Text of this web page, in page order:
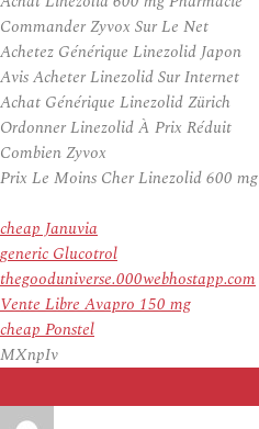
Commander Zyvox Sur Le Net
Achetez Générique Linezolid Japon
Avis Acheter Linezolid Sur Internet
Achat Générique Linezolid Zürich
Ordonner Linezolid À Prix Réduit
Combien Zyvox
Prix Le Moins Cher Linezolid 600 mg
cheap Januvia
generic Glucotrol
thegooduniverse.000webhostapp.com
Vente Libre Avapro 150 mg
cheap Ponstel
MXnpIv